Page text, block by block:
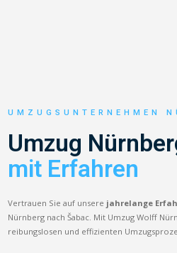
UMZUGSUNTERNEHMEN
Umzug
mit Erfahren
Vertrauen Sie auf unsere jahrelange
Nürnberg nach Šabac. Mit Umzug Wolff
reibungslosen und effizienten